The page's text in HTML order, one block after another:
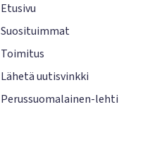
Etusivu
Suosituimmat
Toimitus
Lähetä uutisvinkki
Perussuomalainen-lehti